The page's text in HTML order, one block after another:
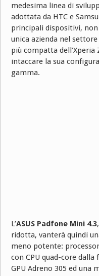
medesima linea di
adottata da HTC e
principali dispositivi,
unica azienda nel
più compatta
intaccare la sua
gamma.
L’ASUS Padfone Mini 4.3
ridotta, vanterà quindi
meno potente:
con CPU quad-core dalla
GPU Adreno 305 ed una